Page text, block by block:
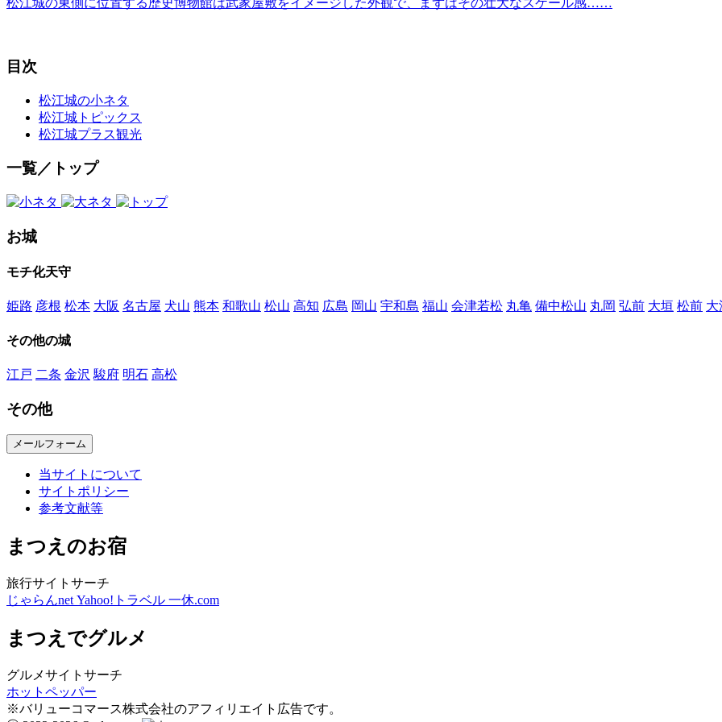
松江城の東側に位置する歴史博物館は武家屋敷をイメージした外観で、まずはその壮大なスケール感……
目次
松江城の小ネタ
松江城トピックス
松江城プラス観光
一覧／トップ
お城
モチ化天守
姫路 彦根 松本 大阪 名古屋 犬山 熊本 和歌山 松山 高知 広島 岡山 宇和島 福山 会津若松 丸亀 備中松山 丸岡 弘前 大垣 松前 大
その他の城
江戸 二条 金沢 駿府 明石 高松
その他
メールフォーム
当サイトについて
サイトポリシー
参考文献等
まつえのお宿
旅行サイトサーチ
じゃらんnet Yahoo!トラベル 一休.com
まつえでグルメ
グルメサイトサーチ
ホットペッパー
※バリューコマース株式会社のアフィリエイト広告です。